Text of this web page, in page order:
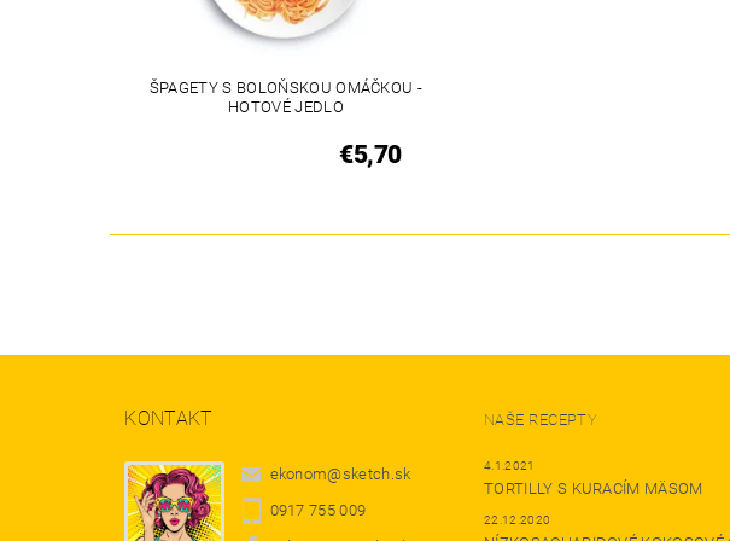
ŠPAGETY S BOLOŇSKOU OMÁČKOU -
HOTOVÉ JEDLO
€5,70
KONTAKT
ekonom@sketch.sk
0917 755 009
NAŠE RECEPTY
4.1.2021
TORTILLY S KURACÍM MÄSOM
22.12.2020